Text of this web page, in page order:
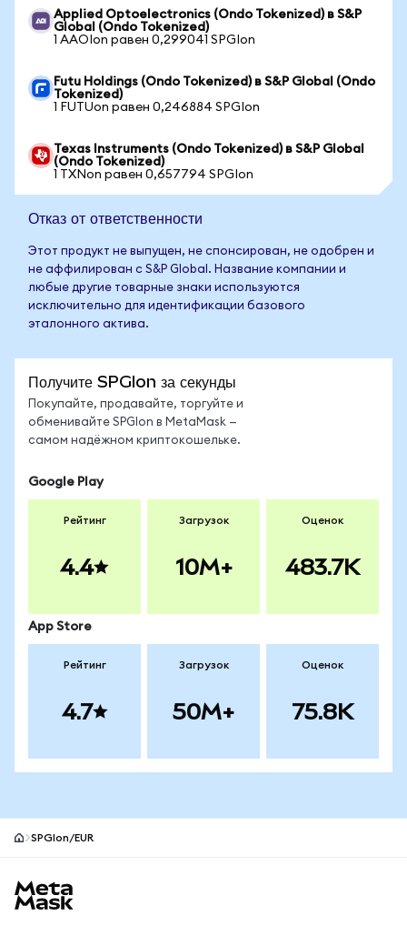
Applied Optoelectronics (Ondo Tokenized) в S&P
Global (Ondo Tokenized)
1 AAOIon равен 0,299041 SPGIon
Futu Holdings (Ondo Tokenized) в S&P Global (Ondo
Tokenized)
1 FUTUon равен 0,246884 SPGIon
Texas Instruments (Ondo Tokenized) в S&P Global
(Ondo Tokenized)
1 TXNon равен 0,657794 SPGIon
Отказ от ответственности
Этот продукт не выпущен, не спонсирован, не одобрен и
не аффилирован с S&P Global. Название компании и
любые другие товарные знаки используются
исключительно для идентификации базового
эталонного актива.
Получите SPGIon за секунды
Покупайте, продавайте, торгуйте и
обменивайте SPGIon в MetaMask —
самом надёжном криптокошельке.
Google Play
Рейтинг
4.4
Загрузок
10M+
Оценок
483.7K
App Store
Рейтинг
4.7
Загрузок
50M+
Оценок
75.8K
SPGIon/EUR